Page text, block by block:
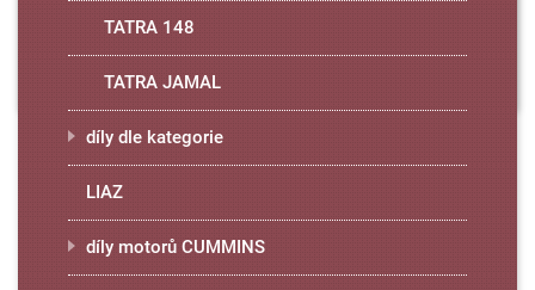
TATRA 148
TATRA JAMAL
díly dle kategorie
LIAZ
díly motorů CUMMINS